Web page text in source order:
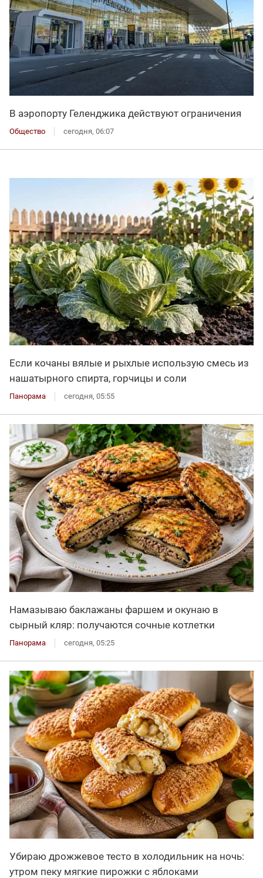
В аэропорту Геленджика действуют ограничения
Общество сегодня, 06:07
Если кочаны вялые и рыхлые использую смесь из
нашатырного спирта, горчицы и соли
Панорама сегодня, 05:55
Намазываю баклажаны фаршем и окунаю в
сырный кляр: получаются сочные котлетки
Панорама сегодня, 05:25
Убираю дрожжевое тесто в холодильник на ночь:
утром пеку мягкие пирожки с яблоками